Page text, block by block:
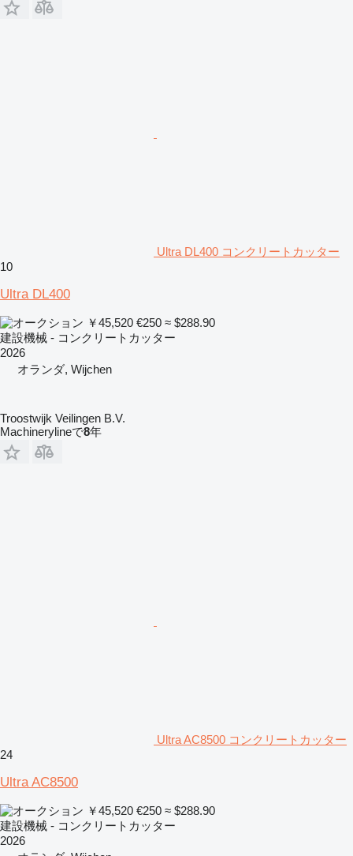
Ultra DL400 コンクリートカッター
10
Ultra DL400
￥45,520 €250 ≈ $288.90
建設機械 - コンクリートカッター
2026
オランダ, Wijchen
Troostwijk Veilingen B.V.
Machinerylineで8年
Ultra AC8500 コンクリートカッター
24
Ultra AC8500
￥45,520 €250 ≈ $288.90
建設機械 - コンクリートカッター
2026